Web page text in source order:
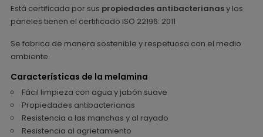
Está certificada por sus propiedades antibacterianasy los
paneles tienen el certificado ISO 22196: 2011
Se fabrica de manera sostenible y respetuosa con el medio
ambiente.
Características de la melamina
Fácil limpieza con agua y jabón suave
Propiedades antibacterianas
Resistencia a las manchas y al rayado
Resistencia al agrietamiento